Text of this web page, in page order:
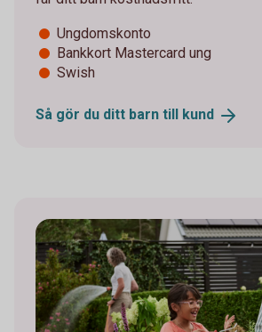
Ungdomskonto
Bankkort Mastercard ung
Swish
Så gör du ditt barn till kund